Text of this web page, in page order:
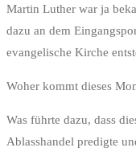
Martin Luther war ja
dazu an dem
evangelische Kirche
Woher kommt dieses
Was führte dazu, dass
Ablasshandel predigte